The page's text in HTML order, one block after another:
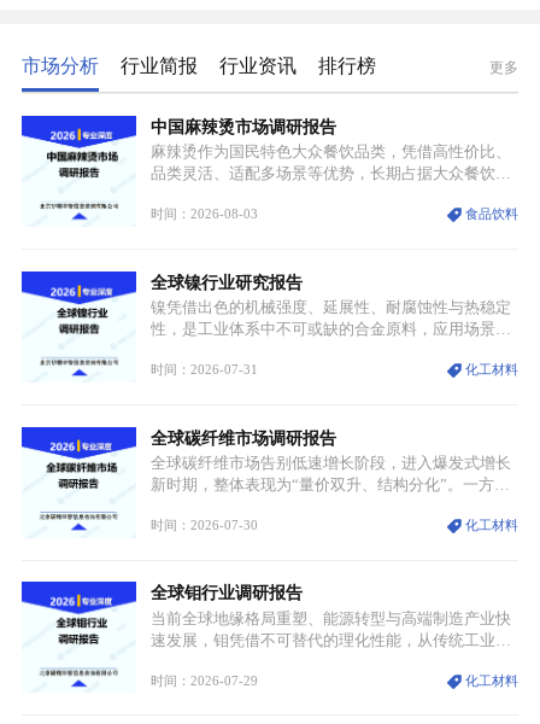
市场分析 行业简报 行业资讯 排行榜 更多
中国麻辣烫市场调研报告
麻辣烫作为国民特色大众餐饮品类，凭借高性价比、
品类灵活、适配多场景等优势，长期占据大众餐饮重
型，叠加消费需求升级、线上流量变革、新零售业态
特点，在消费、创业、政策、技术多重驱动下，依旧
具备强劲的发展活力。
时间：2026-08-03 食品饮料
全球镍行业研究报告
镍凭借出色的机械强度、延展性、耐腐蚀性与热稳定
性，是工业体系中不可或缺的合金原料，应用场景横
用价值难以被替代。依托理化优势，镍被全球主要经
型为新能源核心战略矿产，全球产业形成“印尼掌控
资源与产能、中国主导消费与技术、工艺向低碳湿法
迭代、再生镍加速补位”的全新格局。
时间：2026-07-31 化工材料
全球碳纤维市场调研报告
全球碳纤维市场告别低速增长阶段，进入爆发式增长
新时期，整体表现为“量价双升、结构分化”。一方面
持续扩张；另一方面产品、需求、应用场景呈现明显
体规模扩张，高附加值领域与规模化工业应用形成两
大独立增长体系。
时间：2026-07-30 化工材料
全球钼行业调研报告
当前全球地缘格局重塑、能源转型与高端制造产业快
速发展，钼凭借不可替代的理化性能，从传统工业金
需格局重构、价值体系重估的新阶段。钼是典型难熔
时间：2026-07-29 化工材料